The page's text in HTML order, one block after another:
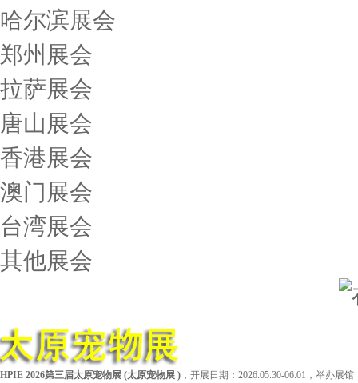
哈尔滨展会
郑州展会
拉萨展会
唐山展会
香港展会
澳门展会
台湾展会
其他展会
HPIE 2026第三届太原宠物展 (太原宠物展 ) ，开展日期：2026.05.30-06.01，举办展